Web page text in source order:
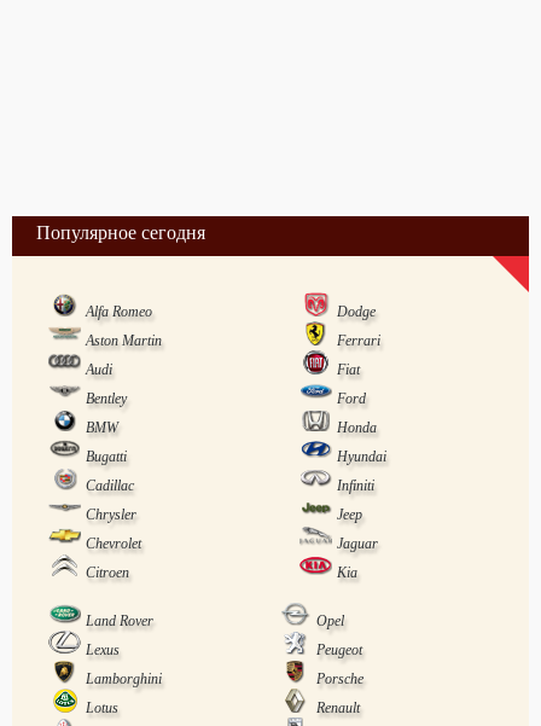
Популярное сегодня
Alfa Romeo
Dodge
Aston Martin
Ferrari
Audi
Fiat
Bentley
Ford
BMW
Honda
Bugatti
Hyundai
Cadillac
Infiniti
Chrysler
Jeep
Chevrolet
Jaguar
Citroen
Kia
Land Rover
Opel
Lexus
Peugeot
Lamborghini
Porsche
Lotus
Renault